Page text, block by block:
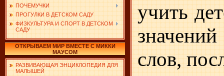
ПОЧЕМУЧКИ
ПРОГУЛКИ В ДЕТСКОМ САДУ
ФИЗКУЛЬТУРА И СПОРТ В ДЕТСКОМ
САДУ
ОТКРЫВАЕМ МИР ВМЕСТЕ С МИККИ
МАУСОМ
РАЗВИВАЮЩАЯ ЭНЦИКЛОПЕДИЯ ДЛЯ
МАЛЫШЕЙ
учить
слов,